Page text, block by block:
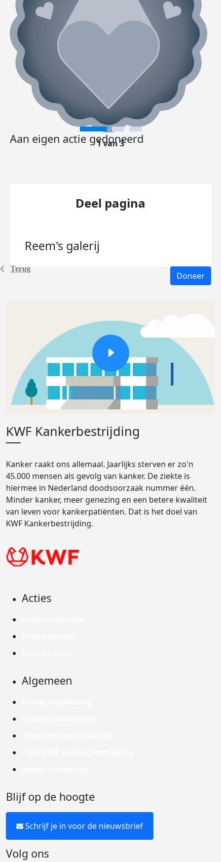
Terug
Aan eigen actie gedoneerd
1 van 3
Deel pagina
Reem's galerij
Doneer
KWF Kankerbestrijding
Kanker raakt ons allemaal. Jaarlijks sterven er zo'n
45.000 mensen als gevolg van kanker. De ziekte is
hiermee in Nederland doodsoorzaak nummer één.
Minder kanker, meer genezing en een betere kwaliteit
van leven voor kankerpatiënten. Dat is het doel van
KWF Kankerbestrijding.
Acties
Algemeen
Blijf op de hoogte
Schrijf je in voor de nieuwsbrief
Volg ons